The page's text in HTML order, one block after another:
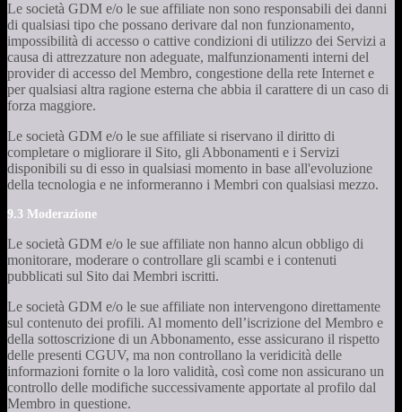
Le società GDM e/o le sue affiliate non sono responsabili dei danni
di qualsiasi tipo che possano derivare dal non funzionamento,
impossibilità di accesso o cattive condizioni di utilizzo dei Servizi a
causa di attrezzature non adeguate, malfunzionamenti interni del
provider di accesso del Membro, congestione della rete Internet e
per qualsiasi altra ragione esterna che abbia il carattere di un caso di
forza maggiore.
Le società GDM e/o le sue affiliate si riservano il diritto di
completare o migliorare il Sito, gli Abbonamenti e i Servizi
disponibili su di esso in qualsiasi momento in base all'evoluzione
della tecnologia e ne informeranno i Membri con qualsiasi mezzo.
9.3 Moderazione
Le società GDM e/o le sue affiliate non hanno alcun obbligo di
monitorare, moderare o controllare gli scambi e i contenuti
pubblicati sul Sito dai Membri iscritti.
Le società GDM e/o le sue affiliate non intervengono direttamente
sul contenuto dei profili. Al momento dell’iscrizione del Membro e
della sottoscrizione di un Abbonamento, esse assicurano il rispetto
delle presenti CGUV, ma non controllano la veridicità delle
informazioni fornite o la loro validità, così come non assicurano un
controllo delle modifiche successivamente apportate al profilo dal
Membro in questione.